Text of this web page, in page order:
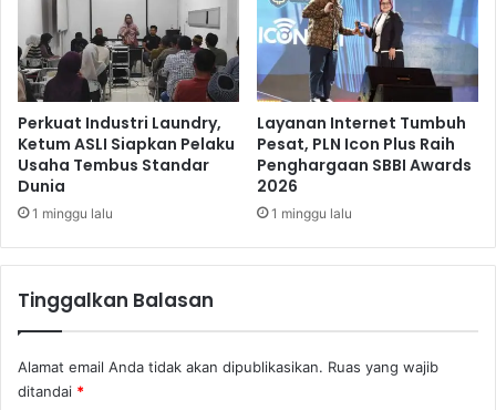
r
u
B
e
r
a
l
i
l
D
i
a
n
L
a
y
a
n
a
g
i
a
l
Perkuat Industri Laundry,
Ketum ASLI Siapkan Pelaku
Usaha Tembus Standar
Dunia
1 minggu lalu
Layanan Internet Tumbuh
Pesat, PLN Icon Plus Raih
Penghargaan SBBI Awards
2026
1 minggu lalu
Tinggalkan Balasan
Alamat email Anda tidak akan dipublikasikan. Ruas yang wajib
ditandai *